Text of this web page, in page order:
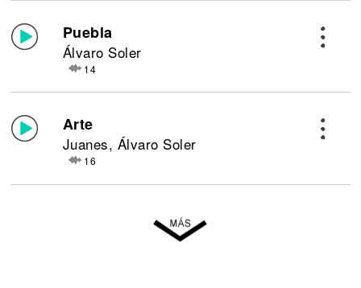
Puebla
Álvaro Soler
14
Arte
Juanes, Álvaro Soler
16